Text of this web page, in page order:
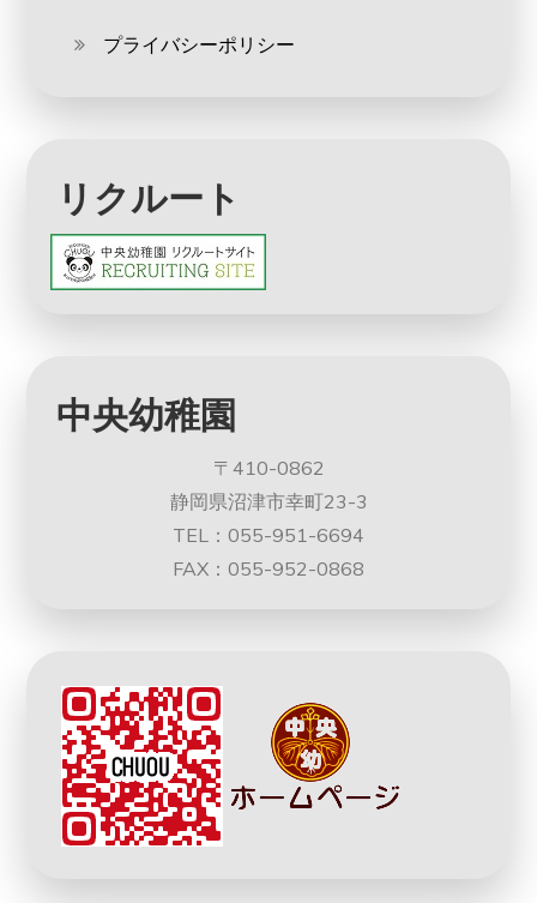
プライバシーポリシー
リクルート
中央幼稚園
〒410-0862
静岡県沼津市幸町23-3
TEL：055-951-6694
FAX：055-952-0868